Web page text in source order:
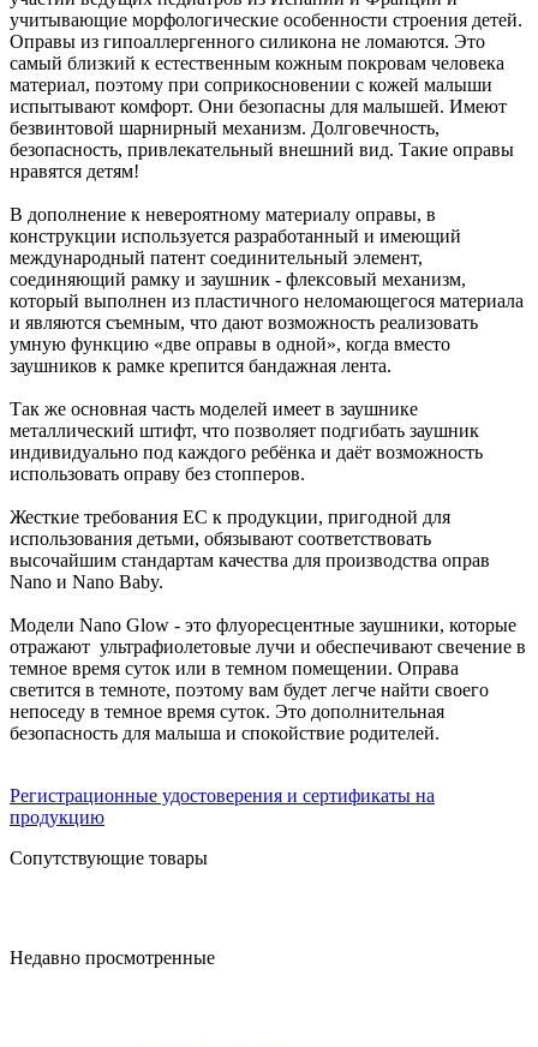
учитывающие морфологические особенности строения детей.
Оправы из гипоаллергенного силикона не ломаются. Это
самый близкий к естественным кожным покровам человека
материал, поэтому при соприкосновении с кожей малыши
испытывают комфорт. Они безопасны для малышей. Имеют
безвинтовой шарнирный механизм. Долговечность,
безопасность, привлекательный внешний вид. Такие оправы
нравятся детям!
В дополнение к невероятному материалу оправы, в
конструкции используется разработанный и имеющий
международный патент соединительный элемент,
соединяющий рамку и заушник - флексовый механизм,
который выполнен из пластичного неломающегося материала
и являются съемным, что дают возможность реализовать
умную функцию «две оправы в одной», когда вместо
заушников к рамке крепится бандажная лента.
Так же основная часть моделей имеет в заушнике
металлический штифт, что позволяет подгибать заушник
индивидуально под каждого ребёнка и даёт возможность
использовать оправу без стопперов.
Жесткие требования ЕС к продукции, пригодной для
использования детьми, обязывают соответствовать
высочайшим стандартам качества для производства оправ
Nano и Nano Baby.
Модели Nano Glow - это флуоресцентные заушники, которые
отражают ультрафиолетовые лучи и обеспечивают свечение в
темное время суток или в темном помещении. Оправа
светится в темноте, поэтому вам будет легче найти своего
непоседу в темное время суток. Это дополнительная
безопасность для малыша и спокойствие родителей.
Регистрационные удостоверения и сертификаты на
продукцию
Сопутствующие товары
Недавно просмотренные